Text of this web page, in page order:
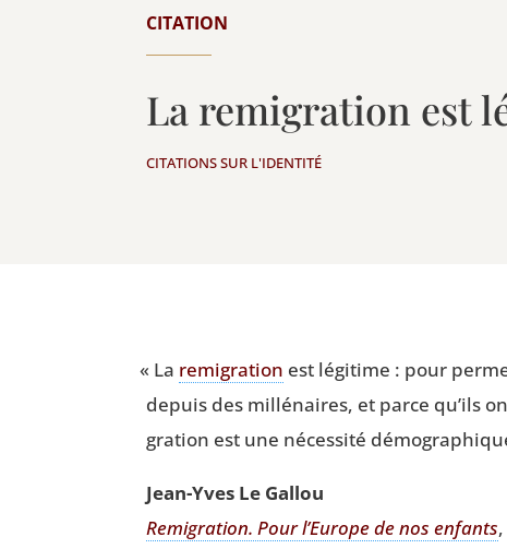
CITATION
La remigration est
CITATIONS SUR L'IDENTITÉ
« La remi­gra­tion est légi­time : pour
depuis des mil­lé­naires, et parce qu’ils
gra­tion est une néces­si­té
Jean-Yves Le Gallou
Remi­gra­tion. Pour l’Eu­rope de nos enfants